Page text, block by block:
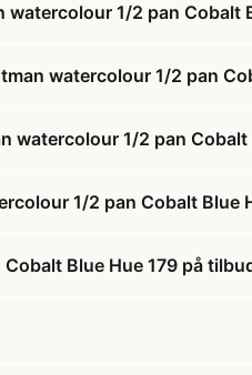
1/2 pan Cobalt
watercolour 1/2 pan
watercolour 1/2 pan Cobalt
1/2 pan Cobalt Blue
Blue Hue 179 på